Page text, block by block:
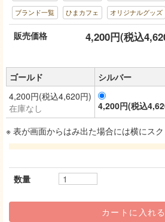
ブランド一覧
ひまカフェ オリジナルグッズ
販売価格 4,200円(税込
ゴールド
シルバー
4,200円(税込4,620円)
在庫なし
4,200円(税込
※ 表が画面からはみ出た場合には横にスク
数量